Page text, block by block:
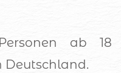
ab 18
Deutschland.